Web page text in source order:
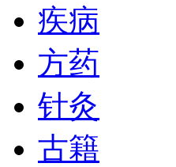
疾病
方药
针灸
古籍